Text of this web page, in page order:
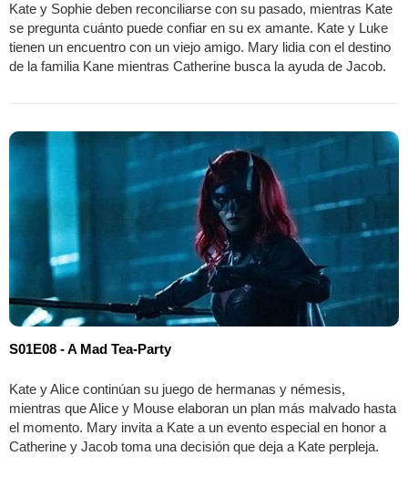
Kate y Sophie deben reconciliarse con su pasado, mientras Kate
se pregunta cuánto puede confiar en su ex amante. Kate y Luke
tienen un encuentro con un viejo amigo. Mary lidia con el destino
de la familia Kane mientras Catherine busca la ayuda de Jacob.
S01E08 - A Mad Tea-Party
Kate y Alice continúan su juego de hermanas y némesis,
mientras que Alice y Mouse elaboran un plan más malvado hasta
el momento. Mary invita a Kate a un evento especial en honor a
Catherine y Jacob toma una decisión que deja a Kate perpleja.